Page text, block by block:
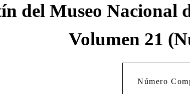
del Museo Nacional
Volumen 21
Número